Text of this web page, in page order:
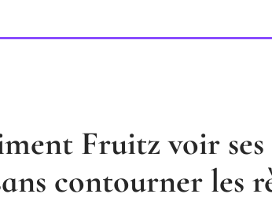
Fruitz voir ses
contourner les